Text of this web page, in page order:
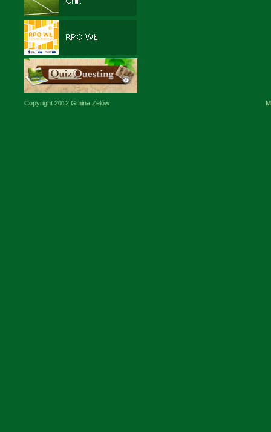
Copyright 2012 Gmina Zelów